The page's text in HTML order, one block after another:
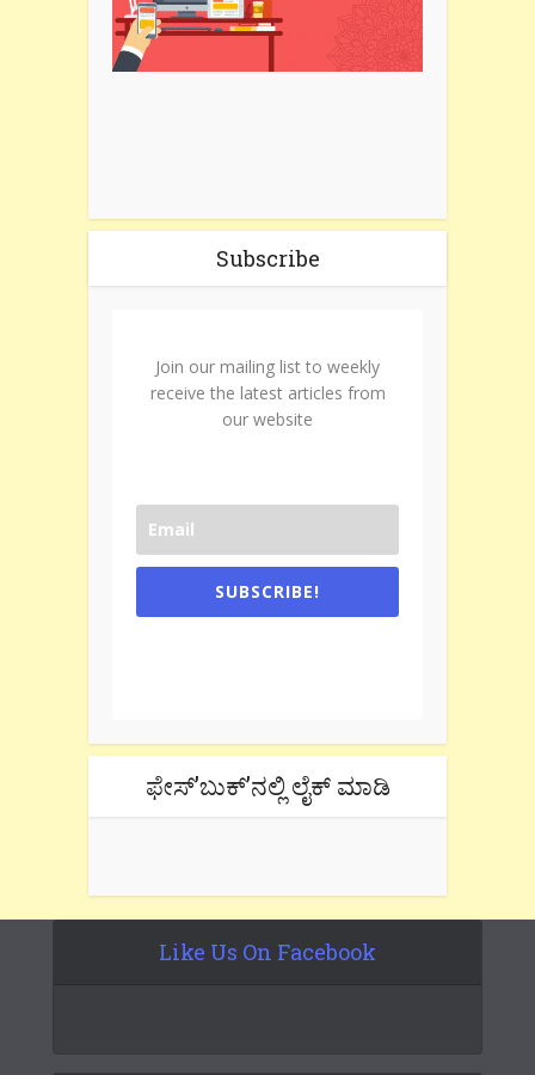
Subscribe
Join our mailing list to weekly
receive the latest articles from
our website
SUBSCRIBE!
ಫೇಸ್’ಬುಕ್’ನಲ್ಲಿ ಲೈಕ್ ಮಾಡಿ
Like Us On Facebook